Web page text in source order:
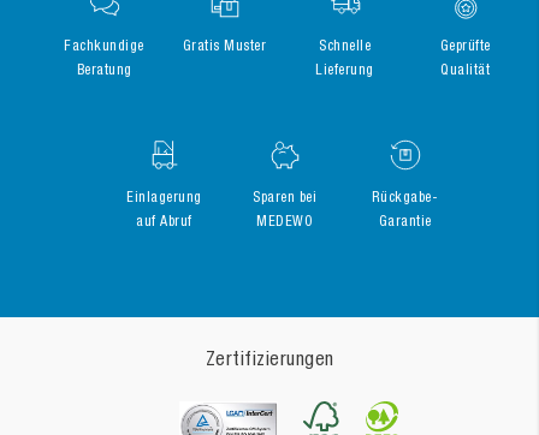
Fachkundige
Beratung
Gratis Muster
Schnelle
Lieferung
Geprüfte
Qualität
Einlagerung
auf Abruf
Sparen bei
MEDEWO
Rückgabe-
Garantie
Zertifizierungen